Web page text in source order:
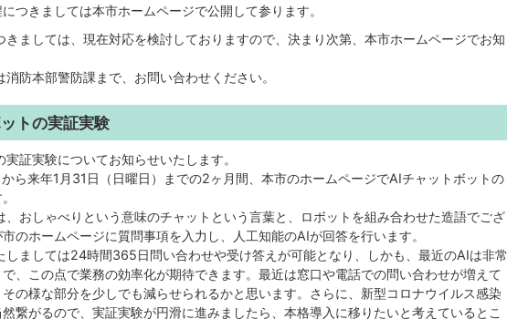
つきましては本市ホームページで公開して参ります。
きましては、現在対応を検討しておりますので、決まり次第、本市ホームページでお知
防本部警防課まで、お問い合わせください。
トの実証実験
証実験についてお知らせいたします。
ら来年1月31日（日曜日）までの2ヶ月間、本市のホームページでAIチャットボットの
、おしゃべりという意味のチャットという言葉と、ロボットを組み合わせた造語でござ
のホームページに質問事項を入力し、人工知能のAIが回答を行います。
しましては24時間365日問い合わせや受け答えが可能となり、しかも、最近のAIは非常
、この点で業務の効率化が期待できます。最近は窓口や電話での問い合わせが増えて
の様な部分を少しでも減らせられるかと思います。さらに、新型コロナウイルス感染
繋がるので、実証実験が円滑に進みましたら、本格導入に移りたいと考えているとこ